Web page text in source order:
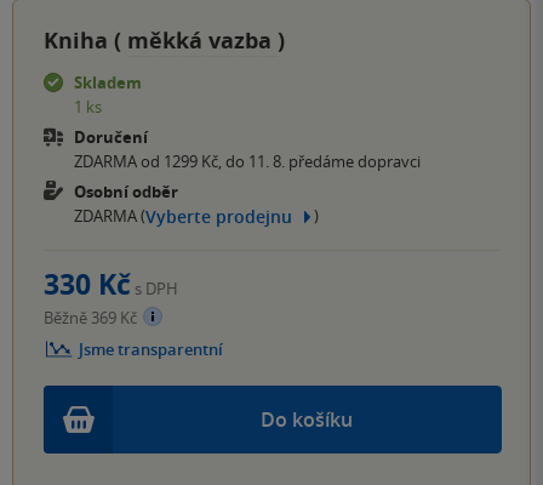
Kniha ( měkká vazba )
Skladem
1 ks
Doručení
ZDARMA od 1299 Kč, do 11. 8. předáme dopravci
Osobní odběr
ZDARMA (Vyberte prodejnu )
Do košíku
330 Kč s DPH
Běžně 369 Kč
Jsme transparentní